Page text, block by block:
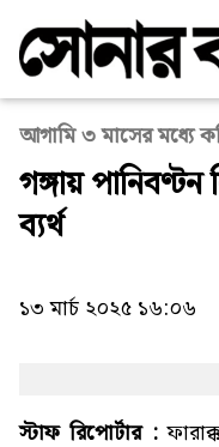
আগামি ৩ মাসের মধ্যে
গঙ্গায় পানিবণ্টন
ব্যর্থ
১৩ মার্চ ২০২৫ ১৬:০৬
স্টাফ রিপোর্টার :